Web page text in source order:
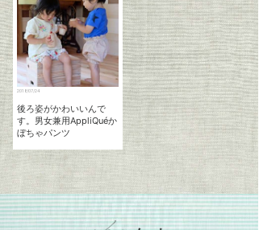
2018/07/24
後ろ姿がかわいいんで
す。男女兼用AppliQuéか
ぼちゃパンツ